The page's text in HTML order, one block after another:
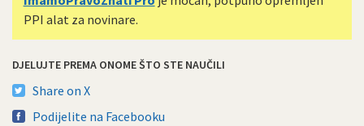
PPI alat za novinare.
DJELUJTE PREMA ONOME ŠTO STE NAUČILI
Share on X
Podijelite na Facebooku